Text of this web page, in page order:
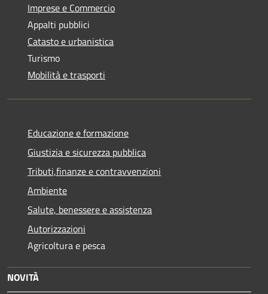
Imprese e Commercio
Appalti pubblici
Catasto e urbanistica
Turismo
Mobilità e trasporti
Educazione e formazione
Giustizia e sicurezza pubblica
Tributi,finanze e contravvenzioni
Ambiente
Salute, benessere e assistenza
Autorizzazioni
Agricoltura e pesca
NOVITÀ